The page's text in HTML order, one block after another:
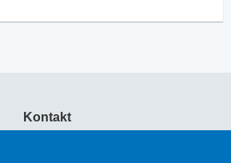
Kontakt